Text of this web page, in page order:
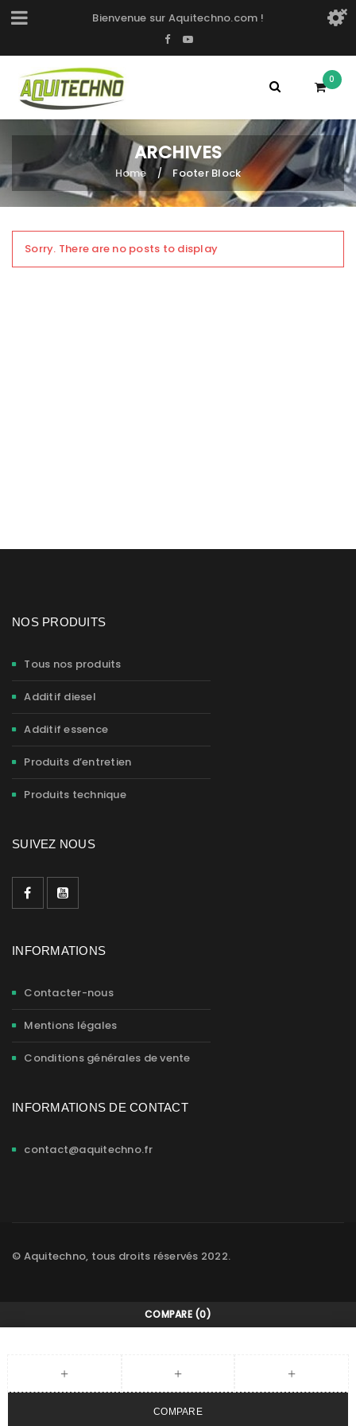
Bienvenue sur Aquitechno.com !
0
ARCHIVES
Home / Footer Block
Sorry. There are no posts to display
NOS PRODUITS
Tous nos produits
Additif diesel
Additif essence
Produits d’entretien
Produits technique
SUIVEZ NOUS
INFORMATIONS
Contacter-nous
Mentions légales
Conditions générales de vente
INFORMATIONS DE CONTACT
contact@aquitechno.fr
© Aquitechno, tous droits réservés 2022.
COMPARE (0)
COMPARE